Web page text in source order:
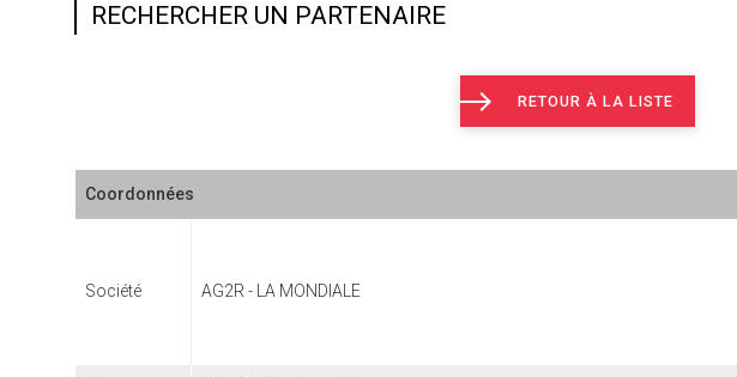
RECHERCHER UN PARTENAIRE
RETOUR À LA LISTE
Coordonnées
Société AG2R - LA MONDIALE